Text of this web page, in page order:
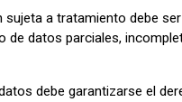
a tratamiento debe
de datos parciales,
debe garantizarse el